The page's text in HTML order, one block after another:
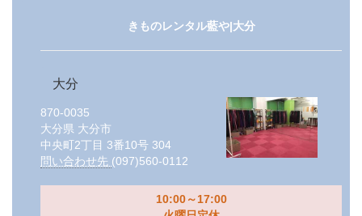
きものレンタル藍や|大分
大分
870-0035
大分県 大分市
中央町2丁目 3番10号 304
問い合わせ先 (097)560-0112
10:00～17:00